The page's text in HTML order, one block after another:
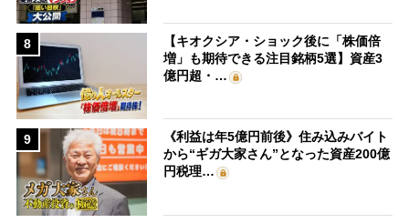
8
【キオクシア・ショック後に「株価倍
増」も期待できる注目銘柄5選】資産3
億円超・…
9
《利益は年5億円前後》住み込みバイト
から“ギガ大家さん”となった資産200億
円税理…